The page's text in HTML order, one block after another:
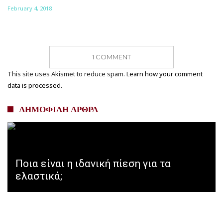
February 4, 2018
1 COMMENT
This site uses Akismet to reduce spam. Learn how your comment
data is processed.
ΔΗΜΟΦΙΛΗ ΑΡΘΡΑ
Ποια είναι η ιδανική πίεση για τα
ελαστικά;